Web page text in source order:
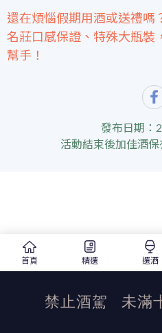
還在煩惱假期用酒或送禮嗎
名莊口感保證、特殊大瓶裝
幫手！
發布日期：
活動結束後加佳酒
首頁 精選 選酒
禁止酒駕 未滿